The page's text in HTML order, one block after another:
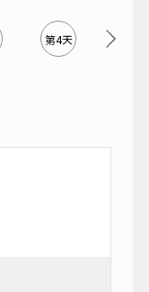
第4天